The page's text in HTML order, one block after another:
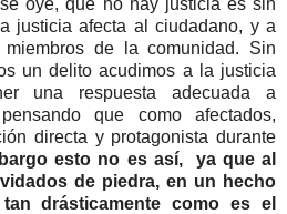
justicia afecta al ciudadano, y a
de la comunidad. Sin
un delito acudimos a la justicia
una respuesta adecuada a
que como afectados,
directa y protagonista durante
esto no es así, ya que al
de piedra, en un hecho
drásticamente como es el